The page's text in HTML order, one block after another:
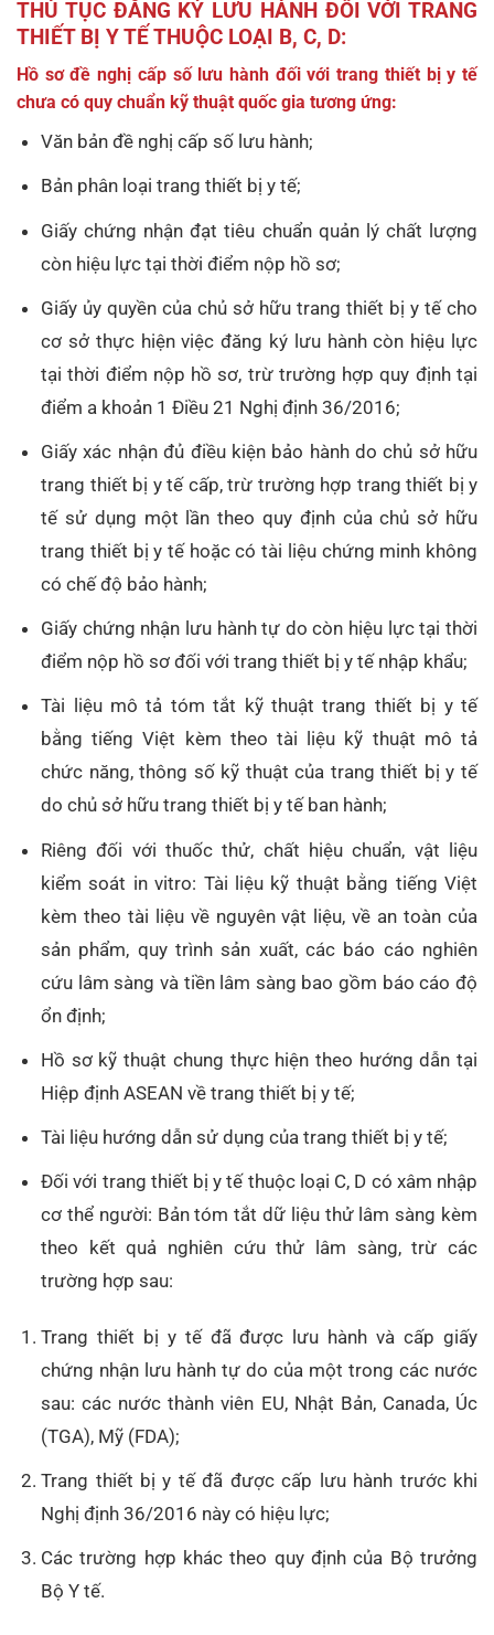
THỦ TỤC ĐĂNG KÝ LƯU HÀNH ĐỐI VỚI TRANG
THIẾT BỊ Y TẾ THUỘC LOẠI B, C, D:
Hồ sơ đề nghị cấp số lưu hành đối với trang thiết bị y tế
chưa có quy chuẩn kỹ thuật quốc gia tương ứng:
Văn bản đề nghị cấp số lưu hành;
Bản phân loại trang thiết bị y tế;
Giấy chứng nhận đạt tiêu chuẩn quản lý chất lượng
còn hiệu lực tại thời điểm nộp hồ sơ;
Giấy ủy quyền của chủ sở hữu trang thiết bị y tế cho
cơ sở thực hiện việc đăng ký lưu hành còn hiệu lực
tại thời điểm nộp hồ sơ, trừ trường hợp quy định tại
điểm a khoản 1 Điều 21 Nghị định 36/2016;
Giấy xác nhận đủ điều kiện bảo hành do chủ sở hữu
trang thiết bị y tế cấp, trừ trường hợp trang thiết bị y
tế sử dụng một lần theo quy định của chủ sở hữu
trang thiết bị y tế hoặc có tài liệu chứng minh không
có chế độ bảo hành;
Giấy chứng nhận lưu hành tự do còn hiệu lực tại thời
điểm nộp hồ sơ đối với trang thiết bị y tế nhập khẩu;
Tài liệu mô tả tóm tắt kỹ thuật trang thiết bị y tế
bằng tiếng Việt kèm theo tài liệu kỹ thuật mô tả
chức năng, thông số kỹ thuật của trang thiết bị y tế
do chủ sở hữu trang thiết bị y tế ban hành;
Riêng đối với thuốc thử, chất hiệu chuẩn, vật liệu
kiểm soát in vitro: Tài liệu kỹ thuật bằng tiếng Việt
kèm theo tài liệu về nguyên vật liệu, về an toàn của
sản phẩm, quy trình sản xuất, các báo cáo nghiên
cứu lâm sàng và tiền lâm sàng bao gồm báo cáo độ
ổn định;
Hồ sơ kỹ thuật chung thực hiện theo hướng dẫn tại
Hiệp định ASEAN về trang thiết bị y tế;
Tài liệu hướng dẫn sử dụng của trang thiết bị y tế;
Đối với trang thiết bị y tế thuộc loại C, D có xâm nhập
cơ thể người: Bản tóm tắt dữ liệu thử lâm sàng kèm
theo kết quả nghiên cứu thử lâm sàng, trừ các
trường hợp sau:
Trang thiết bị y tế đã được lưu hành và cấp giấy
chứng nhận lưu hành tự do của một trong các nước
sau: các nước thành viên EU, Nhật Bản, Canada, Úc
(TGA), Mỹ (FDA);
Trang thiết bị y tế đã được cấp lưu hành trước khi
Nghị định 36/2016 này có hiệu lực;
Các trường hợp khác theo quy định của Bộ trưởng
Bộ Y tế.